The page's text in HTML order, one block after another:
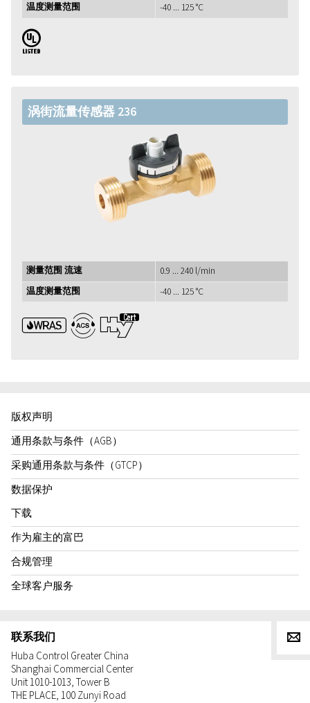
温度测量范围
-40 ... 125 °C
UL
涡街流量传感器 236
测量范围 流速
0.9 ... 240 l/min
温度测量范围
-40 ... 125 °C
WRAS ACS UBA1+
版权声明
通用条款与条件（AGB）
采购通用条款与条件（GTCP）
数据保护
下载
作为雇主的富巴
合规管理
全球客户服务
联系我们
Huba Control Greater China
Shanghai Commercial Center
Unit 1010-1013, Tower B
THE PLACE, 100 Zunyi Road
g